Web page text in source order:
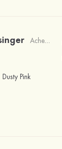
Acheteur vérifié
Dusty Pink